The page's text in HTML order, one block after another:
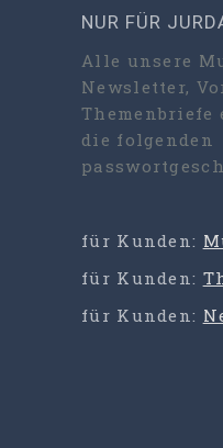
NUR FÜR
Alle unsere
Newsletter,
Themenbriefe
die folgenden
für Kunden:
für Kunden:
für Kunden: